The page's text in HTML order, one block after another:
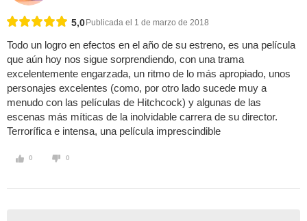
5,0 Publicada el 1 de marzo de 2018
Todo un logro en efectos en el año de su estreno, es una película
que aún hoy nos sigue sorprendiendo, con una trama
excelentemente engarzada, un ritmo de lo más apropiado, unos
personajes excelentes (como, por otro lado sucede muy a
menudo con las películas de Hitchcock) y algunas de las
escenas más míticas de la inolvidable carrera de su director.
Terrorífica e intensa, una película imprescindible
0 0